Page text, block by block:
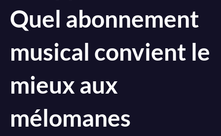
Quel abonnement
musical convient le
mieux aux
mélomanes